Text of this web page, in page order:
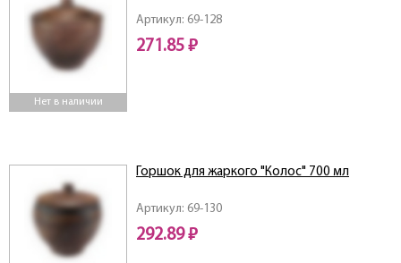
Нет в наличии
Артикул: 69-128
271.85 ₽
Артикул: 69-130
Горшок для жаркого "Колос" 700 мл
292.89 ₽